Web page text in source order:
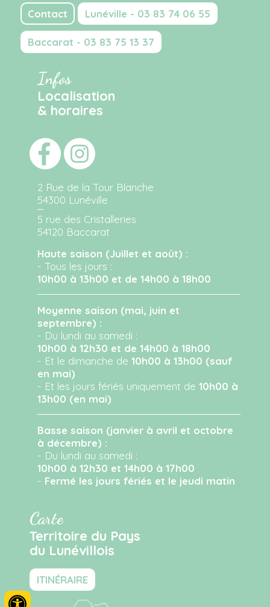
Contact Lunéville - 03 83 74 06 55
Baccarat - 03 83 75 13 37
Infos
Localisation
& horaires
2 Rue de la Tour Blanche
54300 Lunéville
5 rue des Cristalleries
54120 Baccarat
Haute saison (Juillet et août) :
- Tous les jours :
10h00 à 13h00 et de 14h00 à 18h00
Moyenne saison (mai, juin et
septembre) :
- Du lundi au samedi :
10h00 à 12h30 et de 14h00 à 18h00
- Et le dimanche de10h00 à 13h00 (sauf
en mai)
- Et les jours fériés uniquement de10h00 à
13h00 (en mai)
Basse saison (janvier à avril et octobre
à décembre) :
- Du lundi au samedi :
10h00 à 12h30 et 14h00 à 17h00
- Fermé les jours fériés et le jeudi matin
Carte
Territoire du Pays
du Lunévillois
ITINÉRAIRE